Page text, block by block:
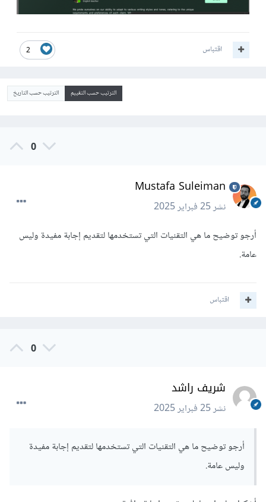
2 اقتباس
الترتيب حسب التقييم الترتيب حسب التاريخ
0
Mustafa Suleiman
نشر25 فبراير 2025
أرجو توضيح ما هي التقنيات التي تستخدمها لتقديم إجابة مفيدة وليس
عامة.
اقتباس
0
شريف راشد
نشر25 فبراير 2025
أرجو توضيح ما هي التقنيات التي تستخدمها لتقديم إجابة مفيدة
وليس عامة.